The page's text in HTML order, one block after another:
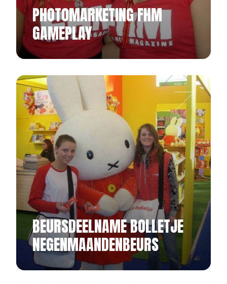
PHOTOMARKETING FHM
GAMEPLAY
BEURSDEELNAME BOLLETJE
NEGENMAANDENBEURS